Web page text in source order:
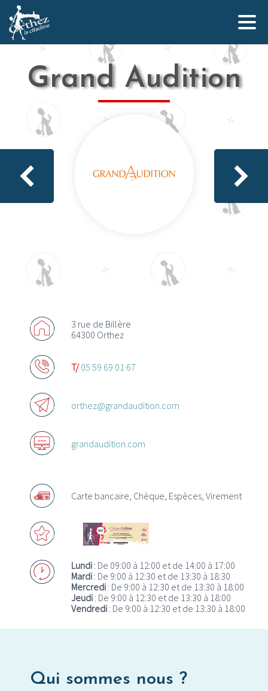
Qui sommes-nous ?
L’équipe Orthez la Citadine
Nos partenaires
Actualités
Promotions
Offres d’emploi
Acheter des chèques Cadeaux
Où utiliser les Chèques Cadeaux ?
Grand Audition
3 rue de Billère
64300 Orthez
T/05 59 69 01 67
orthez@grandaudition.com
grandaudition.com
Carte bancaire, Chèque, Espèces, Virement
Lundi: De 09:00 à 12:00 et de 14:00 à 17:00
Mardi: De 9:00 à 12:30 et de 13:30 à 18:30
Mercredi: De 9:00 à 12:30 et de 13:30 à 18:00
Jeudi: De 9:00 à 12:30 et de 13:30 à 18:00
Vendredi: De 9:00 à 12:30 et de 13:30 à 18:00
Qui sommes nous ?